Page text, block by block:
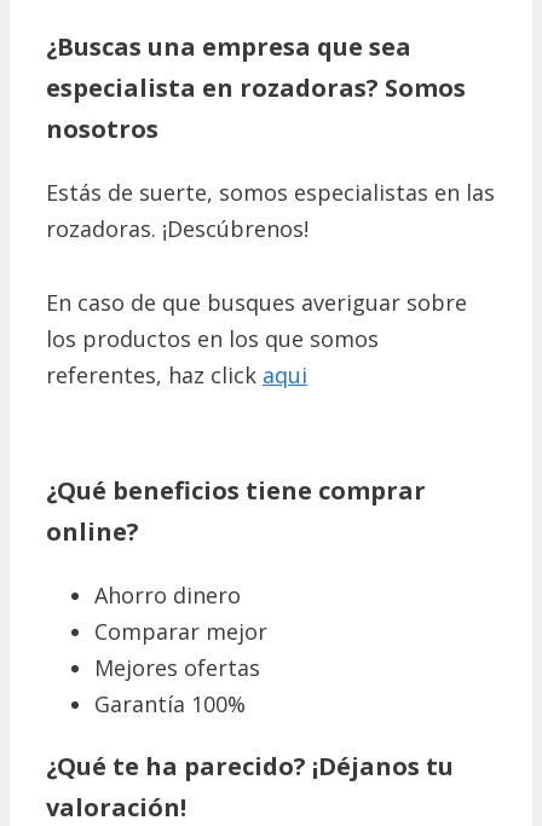
¿Buscas una empresa que sea
especialista en rozadoras? Somos
nosotros
Estás de suerte, somos especialistas en las
rozadoras. ¡Descúbrenos!
En caso de que busques averiguar sobre
los productos en los que somos
referentes, haz click aqui
¿Qué beneficios tiene comprar
online?
Ahorro dinero
Comparar mejor
Mejores ofertas
Garantía 100%
¿Qué te ha parecido? ¡Déjanos tu
valoración!